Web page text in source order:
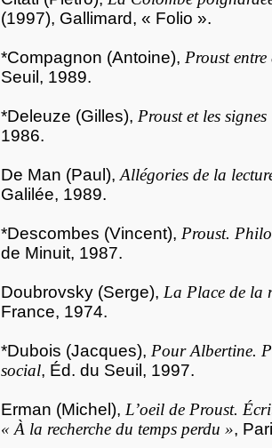
(1997), Gallimard, « Folio ».
*Compagnon (Antoine), Proust entre
Seuil, 1989.
*Deleuze (Gilles), Proust et les signes
1986.
De Man (Paul), Allégories de la
Galilée, 1989.
*Descombes (Vincent), Proust.
de Minuit, 1987.
Doubrovsky (Serge), La Place de la
France, 1974.
*Dubois (Jacques), Pour Albertine.
social, Éd. du Seuil, 1997.
Erman (Michel), L’oeil de Proust.
« À la recherche du temps perdu »,